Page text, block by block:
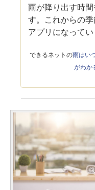
雨が降り出す時
す。これからの
アプリになってい
できるネットの雨はい
がわか